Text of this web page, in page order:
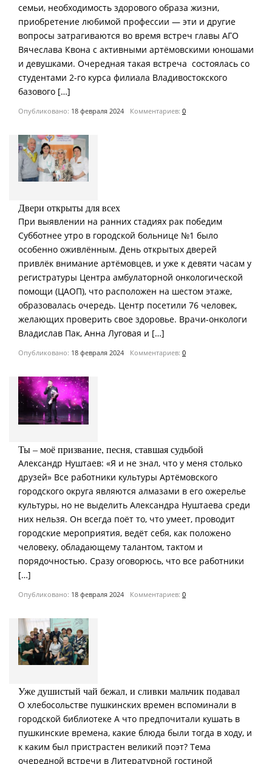
семьи, необходимость здорового образа жизни,
приобретение любимой профессии — эти и другие
вопросы затрагиваются во время встреч главы АГО
Вячеслава Квона с активными артёмовскими юношами
и девушками. Очередная такая встреча состоялась со
студентами 2-го курса филиала Владивостокского
базового […]
Опубликовано: 18 февраля 2024 Комментариев: 0
Двери открыты для всех
При выявлении на ранних стадиях рак победим
Субботнее утро в городской больнице №1 было
особенно оживлённым. День открытых дверей
привлёк внимание артёмовцев, и уже к девяти часам у
регистратуры Центра амбулаторной онкологической
помощи (ЦАОП), что расположен на шестом этаже,
образовалась очередь. Центр посетили 76 человек,
желающих проверить свое здоровье. Врачи-онкологи
Владислав Пак, Анна Луговая и […]
Опубликовано: 18 февраля 2024 Комментариев: 0
Ты – моё призвание, песня, ставшая судьбой
Александр Нуштаев: «Я и не знал, что у меня столько
друзей» Все работники культуры Артёмовского
городского округа являются алмазами в его ожерелье
культуры, но не выделить Александра Нуштаева среди
них нельзя. Он всегда поёт то, что умеет, проводит
городские мероприятия, ведёт себя, как положено
человеку, обладающему талантом, тактом и
порядочностью. Сразу оговорюсь, что все работники
[…]
Опубликовано: 18 февраля 2024 Комментариев: 0
Уже душистый чай бежал, и сливки мальчик подавал
О хлебосольстве пушкинских времен вспоминали в
городской библиотеке А что предпочитали кушать в
пушкинские времена, какие блюда были тогда в ходу, и
к каким был пристрастен великий поэт? Тема
очередной встречи в Литературной гостиной